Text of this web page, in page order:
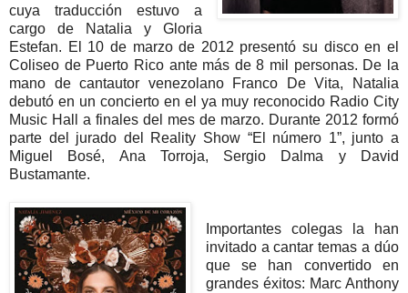
cuya traducción estuvo a
cargo de Natalia y Gloria
Estefan. El 10 de marzo de 2012 presentó su disco en el
Coliseo de Puerto Rico ante más de 8 mil personas. De la
mano de cantautor venezolano Franco De Vita, Natalia
debutó en un concierto en el ya muy reconocido Radio City
Music Hall a finales del mes de marzo. Durante 2012 formó
parte del jurado del Reality Show “El número 1”, junto a
Miguel Bosé, Ana Torroja, Sergio Dalma y David
Bustamante.
Importantes colegas la han
invitado a cantar temas a dúo
que se han convertido en
grandes éxitos: Marc Anthony